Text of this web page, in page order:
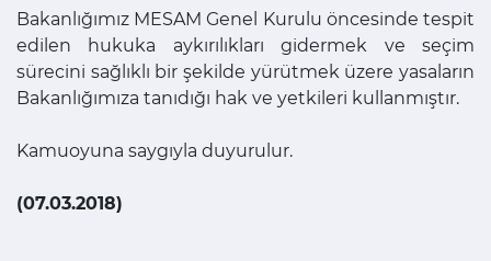
Bakanlığımız MESAM Genel Kurulu öncesinde tespit
edilen hukuka aykırılıkları gidermek ve seçim
sürecini sağlıklı bir şekilde yürütmek üzere yasaların
Bakanlığımıza tanıdığı hak ve yetkileri kullanmıştır.
Kamuoyuna saygıyla duyurulur.
(07.03.2018)